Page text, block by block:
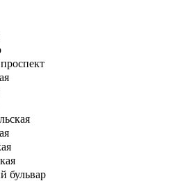
бульвар